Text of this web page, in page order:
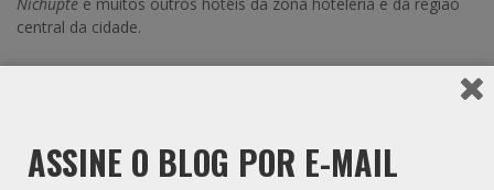
Nichupte e muitos outros hotéis da zona hoteleria e da região
central da cidade.
ASSINE O BLOG POR E-MAIL